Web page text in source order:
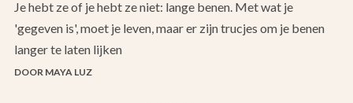
Je hebt ze of je hebt ze niet: lange benen. Met wat je
'gegeven is', moet je leven, maar er zijn trucjes om je benen
langer te laten lijken
DOOR MAYA LUZ